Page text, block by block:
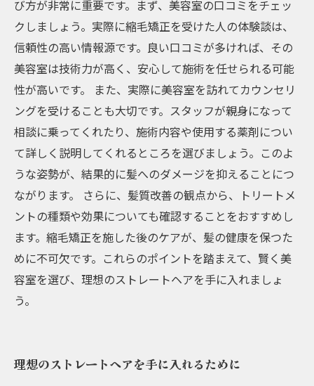
び方が非常に重要です。まず、美容室の口コミをチェッ
クしましょう。実際に縮毛矯正を受けた人の体験談は、
信頼性の高い情報源です。良い口コミが多ければ、その
美容室は技術力が高く、安心して施術を任せられる可能
性が高いです。 また、実際に美容室を訪れてカウンセリ
ングを受けることも大切です。スタッフが親身になって
相談に乗ってくれたり、施術内容や使用する薬剤につい
て詳しく説明してくれるところを選びましょう。このよ
うな姿勢が、結果的に髪へのダメージを抑えることにつ
ながります。 さらに、髪質改善の観点から、トリートメ
ントの種類や効果についても確認することをおすすめし
ます。縮毛矯正を施した後のケアが、髪の健康を保つた
めに不可欠です。これらのポイントを踏まえて、賢く美
容室を選び、理想のストレートヘアを手に入れましょ
う。
理想のストレートヘアを手に入れるために